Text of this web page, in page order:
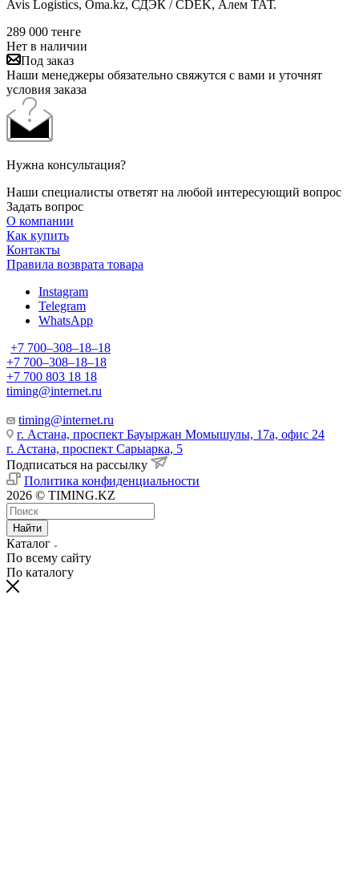
Avis Logistics, Oma.kz, СДЭК / CDEK, Алем ТАТ.
289 000 тенге
Нет в наличии
Под заказ
Наши менеджеры обязательно свяжутся с вами и уточнят
условия заказа
Нужна консультация?
Наши специалисты ответят на любой интересующий вопрос
Задать вопрос
О компании
Как купить
Контакты
Правила возврата товара
Instagram
Telegram
WhatsApp
+7 700‒308‒18‒18
+7 700‒308‒18‒18
+7 700 803 18 18
timing@internet.ru
timing@internet.ru
г. Астана, проспект Бауыржан Момышулы, 17а, офис 24
г. Астана, проспект Сарыарка, 5
Подписаться на рассылку
Политика конфиденциальности
2026 © TIMING.KZ
Найти
Каталог
По всему сайту
По каталогу